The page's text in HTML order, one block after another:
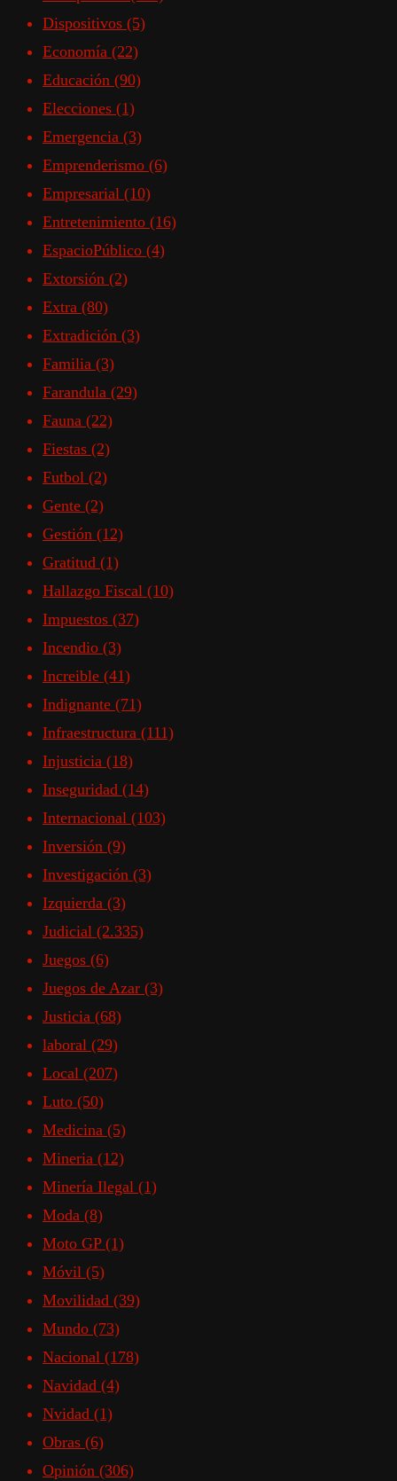
Dispositivos (5)
Economía (22)
Educación (90)
Elecciones (1)
Emergencia (3)
Emprenderismo (6)
Empresarial (10)
Entretenimiento (16)
EspacioPúblico (4)
Extorsión (2)
Extra (80)
Extradición (3)
Familia (3)
Farandula (29)
Fauna (22)
Fiestas (2)
Futbol (2)
Gente (2)
Gestión (12)
Gratitud (1)
Hallazgo Fiscal (10)
Impuestos (37)
Incendio (3)
Increible (41)
Indignante (71)
Infraestructura (111)
Injusticia (18)
Inseguridad (14)
Internacional (103)
Inversión (9)
Investigación (3)
Izquierda (3)
Judicial (2.335)
Juegos (6)
Juegos de Azar (3)
Justicia (68)
laboral (29)
Local (207)
Luto (50)
Medicina (5)
Mineria (12)
Minería Ilegal (1)
Moda (8)
Moto GP (1)
Móvil (5)
Movilidad (39)
Mundo (73)
Nacional (178)
Navidad (4)
Nvidad (1)
Obras (6)
Opinión (306)